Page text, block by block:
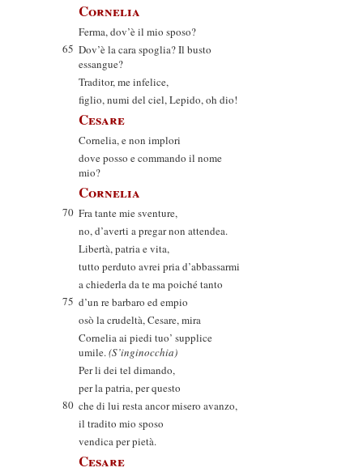
Cornelia
Ferma, dov’è il mio sposo?
65 Dov’è la cara spoglia? Il busto
essangue?
Traditor, me infelice,
figlio, numi del ciel, Lepido, oh dio!
Cesare
Cornelia, e non implori
dove posso e commando il nome
mio?
Cornelia
70 Fra tante mie sventure,
no, d’averti a pregar non attendea.
Libertà, patria e vita,
tutto perduto avrei pria d’abbassarmi
a chiederla da te ma poiché tanto
75 d’un re barbaro ed empio
osò la crudeltà, Cesare, mira
Cornelia ai piedi tuo’ supplice
umile.(S’inginocchia)
Per li dei tel dimando,
per la patria, per questo
80 che di lui resta ancor misero avanzo,
il tradito mio sposo
vendica per pietà.
Cesare